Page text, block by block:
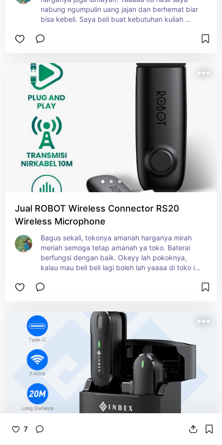
7
nabung ngumpulin uang jajan dan berhemat biar
bisa kebeli. Saya beli buat kebutuhan kuliah
sukses biar bisa membantu orang-orang sekitar
Jual ROBOT Wireless Connector RS20
Wireless Microphone
Bagus sekali, tokonya amanah harganya mirah
meriah semoga tetap amanah ya toko. Baterai
berfungsi dengan baik. Okeyy lah pokoknya,
kalau mau beli beli lagi boleh lah yaaaa di toko ini.